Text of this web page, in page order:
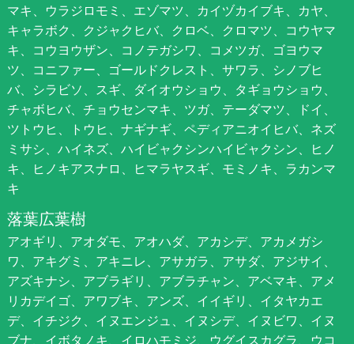
マキ、ウラジロモミ、エゾマツ、カイヅカイブキ、カヤ、
キャラボク、クジャクヒバ、クロベ、クロマツ、コウヤマ
キ、コウヨウザン、コノテガシワ、コメツガ、ゴヨウマ
ツ、コニファー、ゴールドクレスト、サワラ、シノブヒ
バ、シラビソ、スギ、ダイオウショウ、タギョウショウ、
チャボヒバ、チョウセンマキ、ツガ、テーダマツ、ドイ、
ツトウヒ、トウヒ、ナギナギ、ペディアニオイヒバ、ネズ
ミサシ、ハイネズ、ハイビャクシンハイビャクシン、ヒノ
キ、ヒノキアスナロ、ヒマラヤスギ、モミノキ、ラカンマ
キ
落葉広葉樹
アオギリ、アオダモ、アオハダ、アカシデ、アカメガシ
ワ、アキグミ、アキニレ、アサガラ、アサダ、アジサイ、
アズキナシ、アブラギリ、アブラチャン、アベマキ、アメ
リカデイゴ、アワブキ、アンズ、イイギリ、イタヤカエ
デ、イチジク、イヌエンジュ、イヌシデ、イヌビワ、イヌ
ブナ、イボタノキ、イロハモミジ、ウグイスカグラ、ウコ